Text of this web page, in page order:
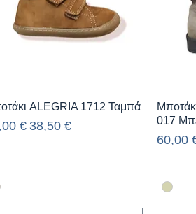
Γρήγορη προβολή
ALEGRIA 1712 Ταμπά
τιμή
€ Τιμή Έκπτωσης
38,50 €
017
60,00